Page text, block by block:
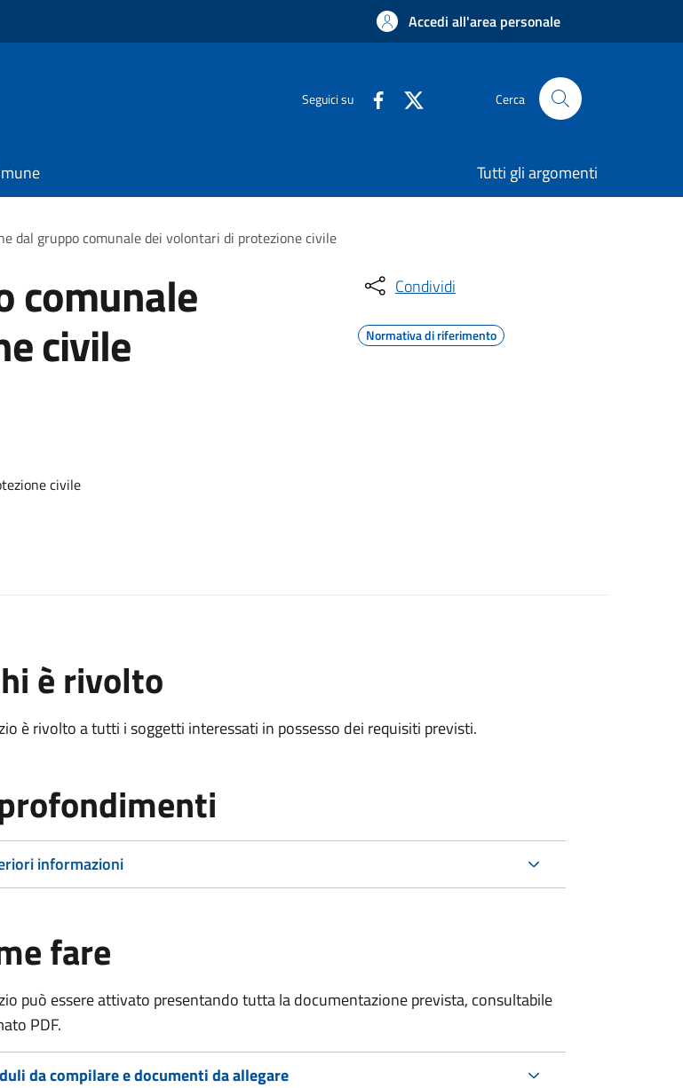
Accedi all'area personale
Seguici su Cerca
Tutti gli argomenti
dal gruppo comunale dei volontari di protezione civile
comunale
civile
civile
Condividi
Normativa di riferimento
è rivolto
è rivolto a tutti i soggetti interessati in possesso dei requisiti previsti.
informazioni
fare
può essere attivato presentando tutta la documentazione prevista, consultabile
PDF.
da compilare e documenti da allegare